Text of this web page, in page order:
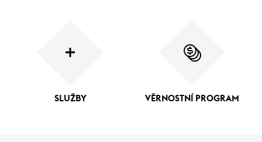
SLUŽBY VĚRNOSTNÍ PROGRAM